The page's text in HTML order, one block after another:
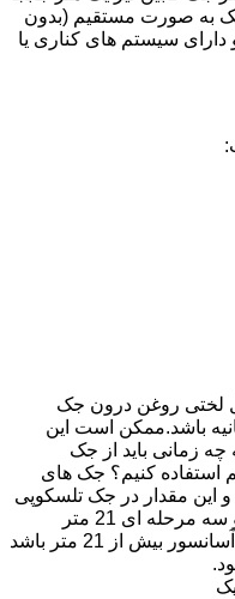
به صورت مستقیم (بدون
سیستم های کناری یا
لختی روغن درون جک
باشد.ممکن است این
زمانی باید از جک
استفاده کنیم؟ جک های
کنند و این مقدار در جک تلسکوپی
تک مرحله ای 7 متر،دو مرحله ای 14 و سه مرحله ای 21 متر
است.در صورتی که ارتفاع محل نصب آسانسور بیش از 21 متر باشد